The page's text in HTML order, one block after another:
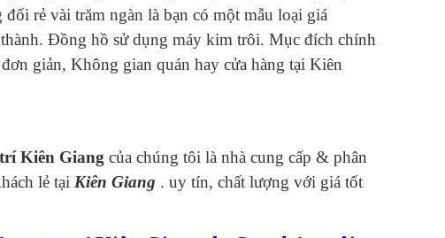
rẻ vài trăm ngàn là bạn có một mẫu loại giá
Đồng hồ sử dụng máy kim trôi. Mục đích chính
giản, Không gian quán hay cửa hàng tại Kiên
Kiên Giang của chúng tôi là nhà cung cấp & phân
lẻ tại Kiên Giang . uy tín, chất lượng với giá tốt